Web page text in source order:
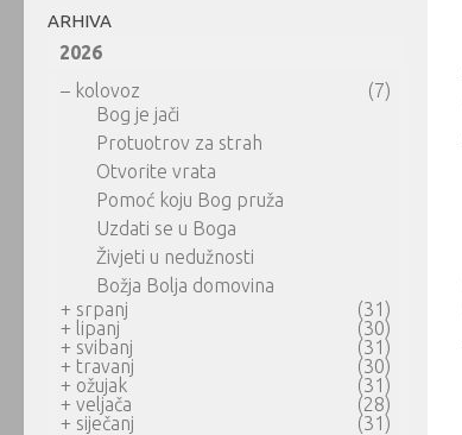
ARHIVA
2026
– kolovoz
(7)
Bog je jači
Protuotrov za strah
Otvorite vrata
Pomoć koju Bog pruža
Uzdati se u Boga
Živjeti u nedužnosti
Božja Bolja domovina
+ srpanj
(31)
+ lipanj
(30)
+ svibanj
(31)
+ travanj
(30)
+ ožujak
(31)
+ veljača
(28)
+ siječanj
(31)